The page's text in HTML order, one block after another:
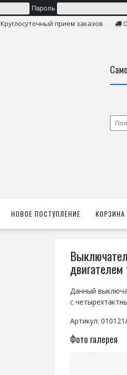
Пароль
Круглосуточный прием заказов
НОВОЕ ПОСТУПЛЕНИЕ КОРЗИНА
Данный
с
Артикул:
Фото галерея